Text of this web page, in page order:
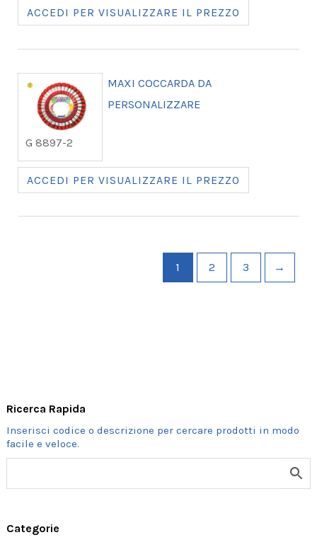
Ricerca Rapida
Categorie
ACCEDI PER VISUALIZZARE IL PREZZO
G 8897-2
MAXI COCCARDA DA
PERSONALIZZARE
ACCEDI PER VISUALIZZARE IL PREZZO
1 2 3 →